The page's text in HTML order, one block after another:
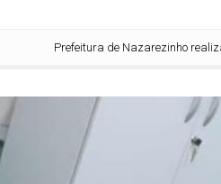
Prefeitura de Nazarezinho realiza entrega